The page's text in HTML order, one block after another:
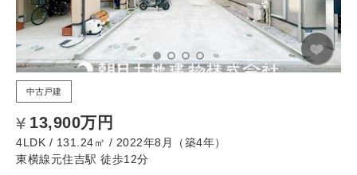
中古戸建
13,900万円
4LDK / 131.24㎡ / 2022年8月（築4年）
東横線元住吉駅 徒歩12分